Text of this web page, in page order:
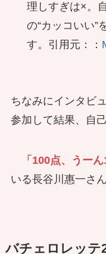
理しすぎは×。
の“カッコいい”
す。引用元：：
ちなみにインタビ
参加して結果、自
「100点、うー
いる長谷川惠一さん
バチェロレッテ